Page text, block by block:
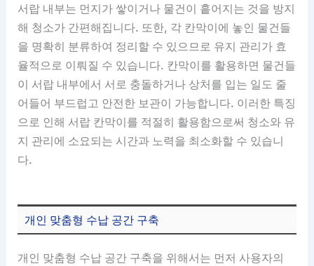
서랍 내부는 먼지가 쌓이거나 물건이 흩어지는 것을 방지
해 청소가 간편해집니다. 또한, 각 칸막이에 놓인 물건들
을 명확히 분류하여 정리할 수 있으므로 유지 관리가 효
율적으로 이뤄질 수 있습니다. 칸막이를 활용하면 물건들
이 서랍 내부에서 서로 충돌하거나 상처를 입는 일도 줄
어들어 부드럽고 안전한 보관이 가능합니다. 이러한 특징
으로 인해 서랍 칸막이를 적절히 활용함으로써 청소와 유
지 관리에 소요되는 시간과 노력을 최소화할 수 있습니
다.
개인 맞춤형 수납 공간 구축
개인 맞춤형 수납 공간 구축을 위해서는 먼저 사용자의